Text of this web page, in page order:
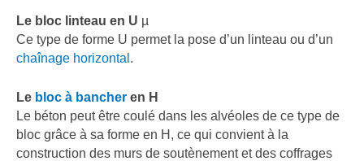
Le bloc linteau en U µ
Ce type de forme U permet la pose d’un linteau ou d’un
chaînage horizontal .
Le bloc à bancher en H
Le béton peut être coulé dans les alvéoles de ce type de
bloc grâce à sa forme en H, ce qui convient à la
construction des murs de soutènement et des coffrages